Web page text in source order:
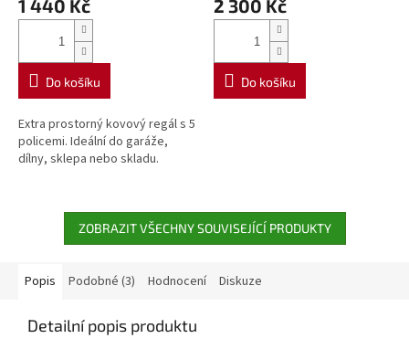
1 440 Kč
Do košíku
Extra prostorný kovový regál s 5
policemi. Ideální do garáže,
dílny, sklepa nebo skladu.
2 300 Kč
Do košíku
ZOBRAZIT VŠECHNY SOUVISEJÍCÍ PRODUKTY
Popis Podobné (3) Hodnocení Diskuze
Detailní popis produktu